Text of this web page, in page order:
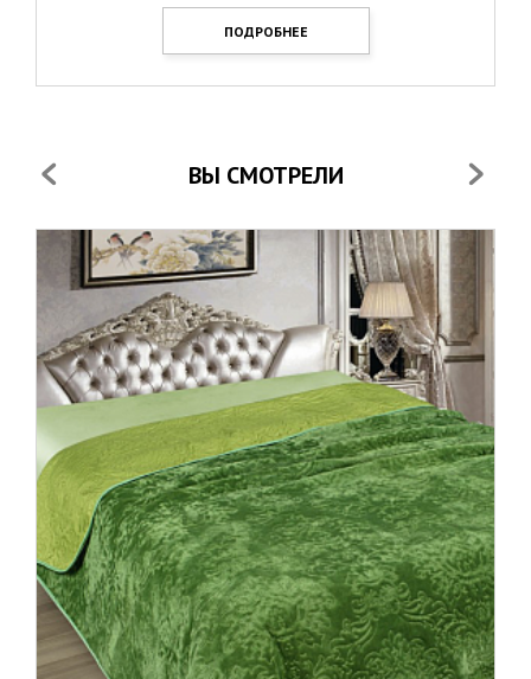
ПОДРОБНЕЕ
ВЫ СМОТРЕЛИ